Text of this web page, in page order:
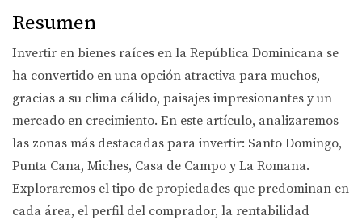
Resumen
Invertir en bienes raíces en la República Dominicana se
ha convertido en una opción atractiva para muchos,
gracias a su clima cálido, paisajes impresionantes y un
mercado en crecimiento. En este artículo, analizaremos
las zonas más destacadas para invertir: Santo Domingo,
Punta Cana, Miches, Casa de Campo y La Romana.
Exploraremos el tipo de propiedades que predominan en
cada área, el perfil del comprador, la rentabilidad